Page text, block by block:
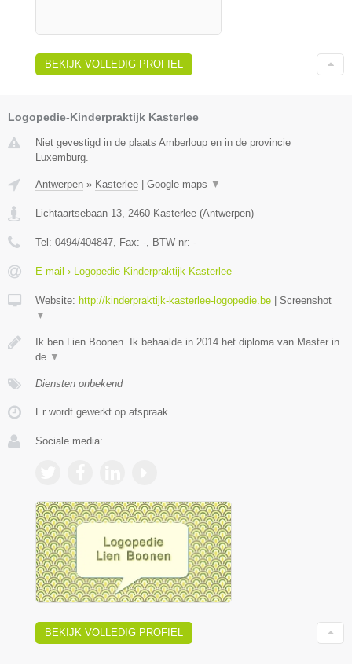
BEKIJK VOLLEDIG PROFIEL
Logopedie-Kinderpraktijk Kasterlee
Niet gevestigd in de plaats Amberloup en in de provincie
Luxemburg.
Antwerpen » Kasterlee | Google maps ▼
Lichtaartsebaan 13 2460 Kasterlee (Antwerpen)
Tel: 0494/404847 , Fax: - , BTW-nr: -
E-mail › Logopedie-Kinderpraktijk Kasterlee
Website: http://kinderpraktijk-kasterlee-logopedie.be | Screenshot
▼
Ik ben Lien Boonen. Ik behaalde in 2014 het diploma van Master in
de ▼
Diensten onbekend
Er wordt gewerkt op afspraak.
Sociale media:
BEKIJK VOLLEDIG PROFIEL